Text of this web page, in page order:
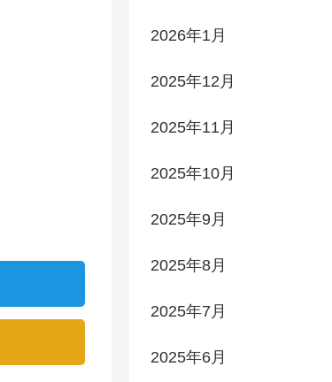
2026年1月
2025年12月
2025年11月
2025年10月
2025年9月
2025年8月
2025年7月
2025年6月